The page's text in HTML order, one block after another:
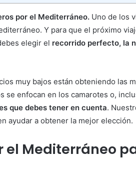
por el Mediterráneo. Uno de los
Y para que el próximo
elegir el recorrido perfecto, la
muy bajos están obteniendo las
se enfocan en los camarotes o,
que debes tener en cuenta.
ayudar a obtener la mejor elección.
el Mediterráneo